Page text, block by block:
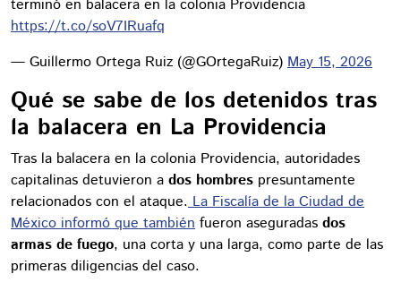
terminó en balacera en la colonia Providencia
https://t.co/soV7IRuafq
— Guillermo Ortega Ruiz (@GOrtegaRuiz) May 15, 2026
Qué se sabe de los detenidos tras
la balacera en La Providencia
Tras la balacera en la colonia Providencia, autoridades
capitalinas detuvieron a dos hombres presuntamente
relacionados con el ataque.La Fiscalía de la Ciudad de
México informó que también fueron aseguradas dos
armas de fuego, una corta y una larga, como parte de las
primeras diligencias del caso.